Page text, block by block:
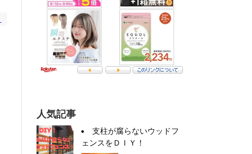
人気記事
支柱が腐らないウッドフ
ェンスをＤＩＹ！